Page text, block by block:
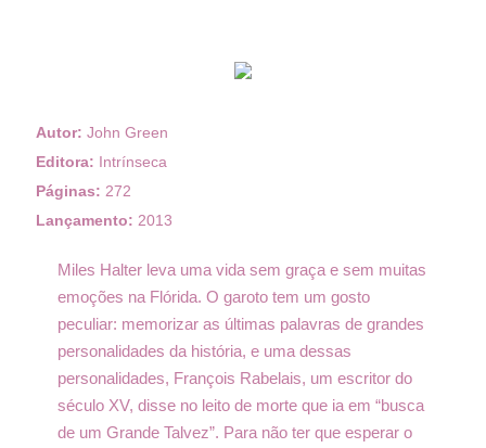
Autor: John Green
Editora: Intrínseca
Páginas: 272
Lançamento: 2013
Miles Halter leva uma vida sem graça e sem muitas
emoções na Flórida. O garoto tem um gosto
peculiar: memorizar as últimas palavras de grandes
personalidades da história, e uma dessas
personalidades, François Rabelais, um escritor do
século XV, disse no leito de morte que ia em “busca
de um Grande Talvez”. Para não ter que esperar o